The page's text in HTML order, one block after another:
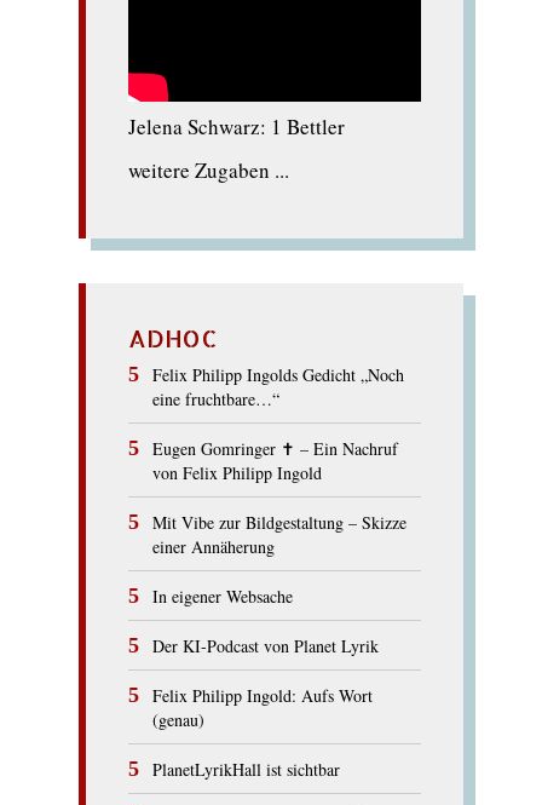
Jelena Schwarz: 1 Bettler
weitere Zugaben ...
ADHOC
Felix Philipp Ingolds Gedicht „Noch
eine fruchtbare…“
Eugen Gomringer ✝︎ – Ein Nachruf
von Felix Philipp Ingold
Mit Vibe zur Bildgestaltung – Skizze
einer Annäherung
In eigener Websache
Der KI-Podcast von Planet Lyrik
Felix Philipp Ingold: Aufs Wort
(genau)
PlanetLyrikHall ist sichtbar